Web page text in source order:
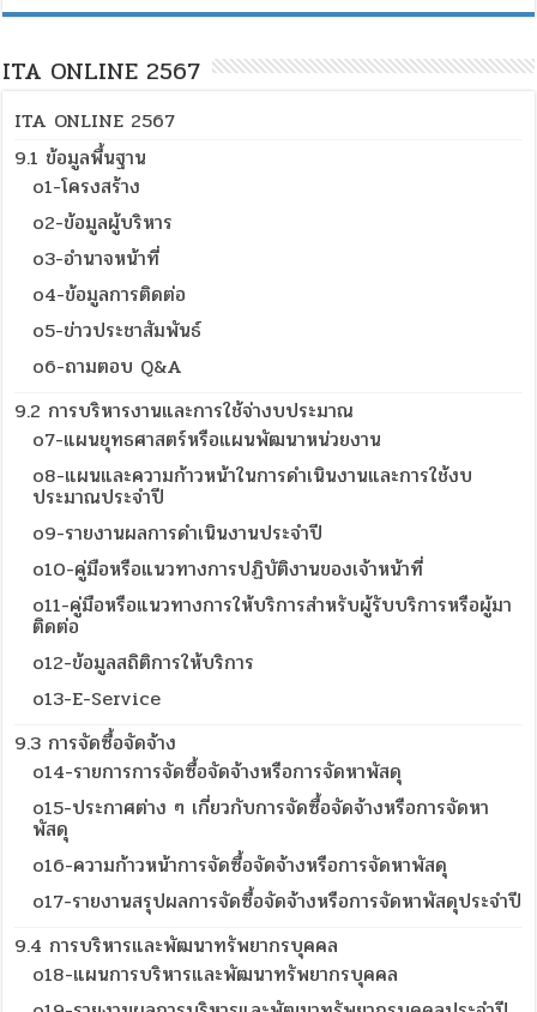
ITA ONLINE 2567
ITA ONLINE 2567
9.1 ข้อมูลพื้นฐาน
o1-โครงสร้าง
o2-ข้อมูลผู้บริหาร
o3-อำนาจหน้าที่
o4-ข้อมูลการติดต่อ
o5-ข่าวประชาสัมพันธ์
o6-ถามตอบ Q&A
9.2 การบริหารงานและการใช้จ่างบประมาณ
o7-แผนยุทธศาสตร์หรือแผนพัฒนาหน่วยงาน
o8-แผนและความก้าวหน้าในการดำเนินงานและการใช้งบ
ประมาณประจำปี
o9-รายงานผลการดำเนินงานประจำปี
o10-คู่มือหรือแนวทางการปฏิบัติงานของเจ้าหน้าที่
o11-คู่มือหรือแนวทางการให้บริการสำหรับผู้รับบริการหรือผู้มา
ติดต่อ
o12-ข้อมูลสถิติการให้บริการ
o13-E-Service
9.3 การจัดซื้อจัดจ้าง
o14-รายการการจัดซื้อจัดจ้างหรือการจัดหาพัสดุ
o15-ประกาศต่าง ๆ เกี่ยวกับการจัดซื้อจัดจ้างหรือการจัดหา
พัสดุ
o16-ความก้าวหน้าการจัดซื้อจัดจ้างหรือการจัดหาพัสดุ
o17-รายงานสรุปผลการจัดซื้อจัดจ้างหรือการจัดหาพัสดุประจำปี
9.4 การบริหารและพัฒนาทรัพยากรบุคคล
o18-แผนการบริหารและพัฒนาทรัพยากรบุคคล